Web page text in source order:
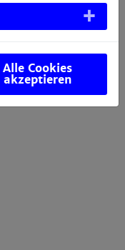
Alle Cookies
akzeptieren